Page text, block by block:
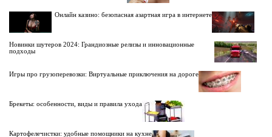
Онлайн казино: безопасная азартная игра в интернете
Новинки шутеров 2024: Грандиозные релизы и инновационные
подходы
Игры про грузоперевозки: Виртуальные приключения на дороге
Брекеты: особенности, виды и правила ухода
Картофелечистки: удобные помощники на кухне